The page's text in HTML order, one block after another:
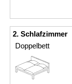
2. Schlafzimmer
Doppelbett